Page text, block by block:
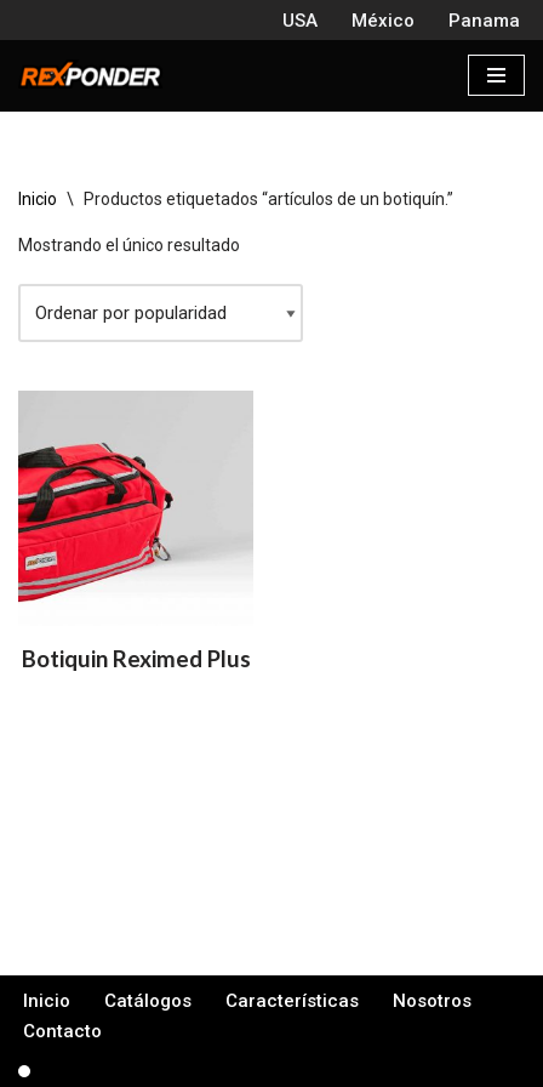
Saltar
USA México Panama
Inicio \ Productos etiquetados “artículos de un botiquín.”
Mostrando el único resultado
Botiquin Reximed Plus
Inicio Catálogos Características
Nosotros
Contacto